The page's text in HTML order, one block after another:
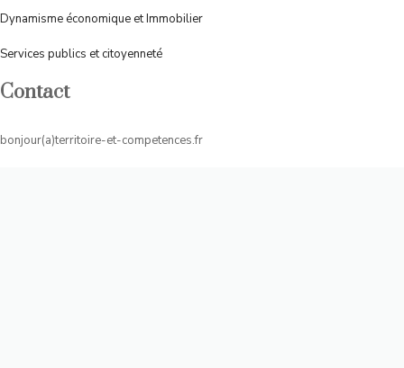
Dynamisme économique et Immobilier
Services publics et citoyenneté
Contact
bonjour(a)territoire-et-competences.fr